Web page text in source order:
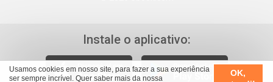
Usamos cookies em nosso site, para fazer a sua experiência
ser sempre incrível. Quer saber mais da nossa
OK,
Instale o aplicativo: